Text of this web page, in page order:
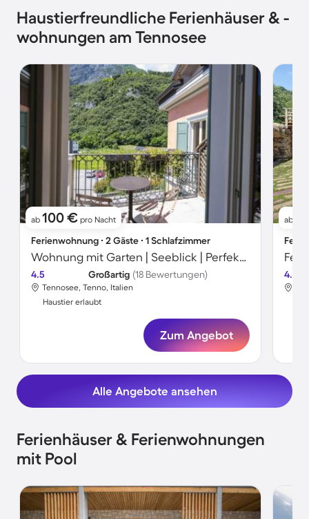
Haustierfreundliche Ferienhäuser & -
wohnungen am Tennosee
ab 100 € pro Nacht
Ferienwohnung ∙ 2 Gäste ∙ 1 Schlafzimmer
Wohnung mit Garten | Seeblick | Perfekt für die Arbeit von Zuhause
4.5 Großartig (18 Bewertungen)
Tennosee, Tenno, Italien
Haustier erlaubt
Zum Angebot
ab
4.8
Alle Angebote ansehen
Ferienhäuser & Ferienwohnungen
mit Pool